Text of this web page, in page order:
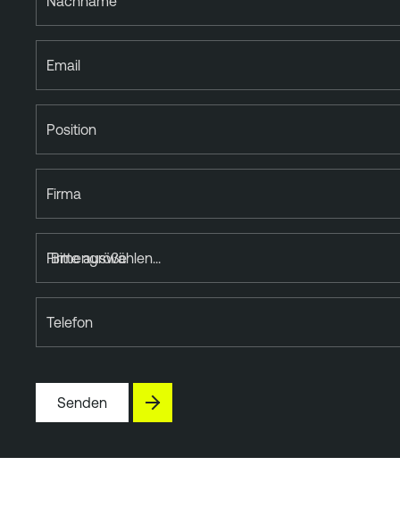
Email
Position
Firma
Firmengröße
Telefon
Senden